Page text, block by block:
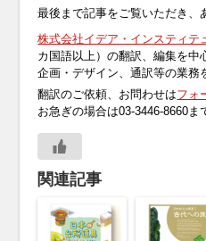
最後まで記事をご覧いただき、
株式会社イデア・インスティテ
カ国語以上）の翻訳、編集を中
企画・デザイン、通訳等の業務
翻訳のご依頼、お問わせはフォ
お急ぎの場合は03-3446-8660ま
関連記事